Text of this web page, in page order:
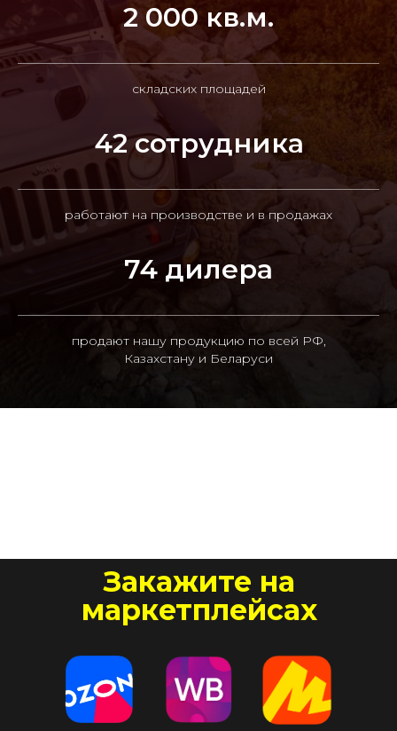
2 000 кв.м.
складских площадей
42 сотрудника
работают на производстве и в продажах
74 дилера
продают нашу продукцию по всей РФ,
Казахстану и Беларуси
Закажите на
маркетплейсах